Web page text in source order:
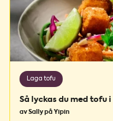
Laga tofu
Så lyckas du med tofu
av Sally på Yipin